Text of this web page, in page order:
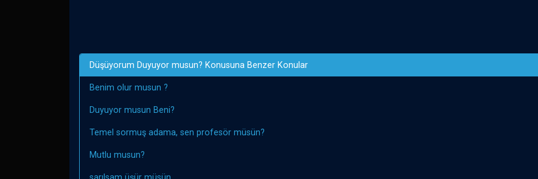
Düşüyorum Duyuyor musun? Konusuna Benzer Konular
Benim olur musun ?
Duyuyor musun Beni?
Temel sormuş adama, sen profesör müsün?
Mutlu musun?